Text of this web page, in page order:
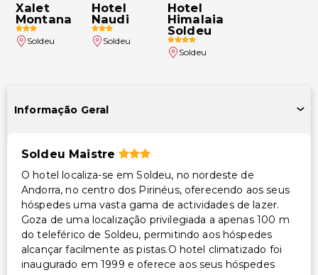
Xalet
Montana
Soldeu
Hotel
Naudi
Soldeu
Hotel
Himalaia
Soldeu
Soldeu
Informação Geral
Soldeu Maistre
O hotel localiza-se em Soldeu, no nordeste de
Andorra, no centro dos Pirinéus, oferecendo aos seus
hóspedes uma vasta gama de actividades de lazer.
Goza de uma localização privilegiada a apenas 100 m
do teleférico de Soldeu, permitindo aos hóspedes
alcançar facilmente as pistas.O hotel climatizado foi
inaugurado em 1999 e oferece aos seus hóspedes